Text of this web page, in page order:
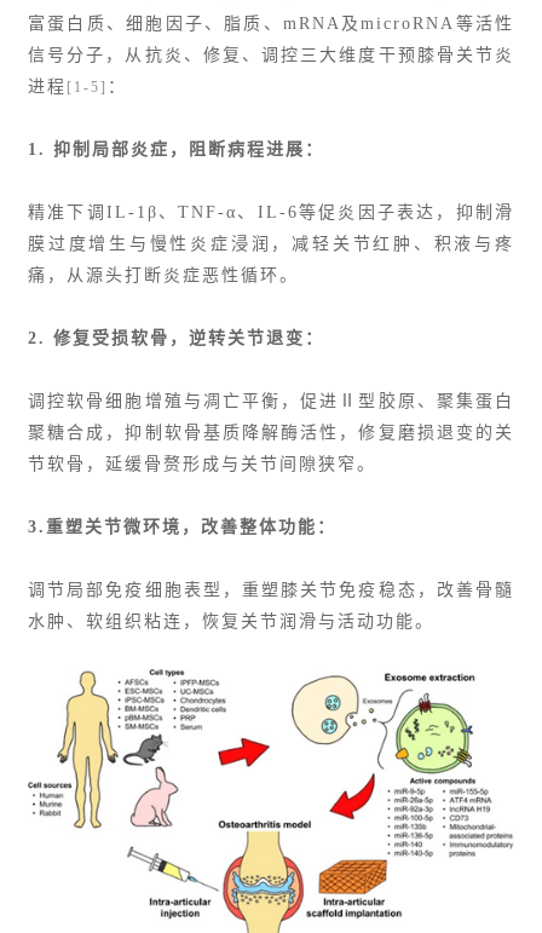
富蛋白质、细胞因子、脂质、mRNA及microRNA等活性
信号分子，从抗炎、修复、调控三大维度干预膝骨关节炎
进程 [1-5] ：
1. 抑制局部炎症，阻断病程进展：
精准下调IL-1β、TNF-α、IL-6等促炎因子表达，抑制滑
膜过度增生与慢性炎症浸润，减轻关节红肿、积液与疼
痛，从源头打断炎症恶性循环。
2. 修复受损软骨，逆转关节退变：
调控软骨细胞增殖与凋亡平衡，促进 Ⅱ型胶原 、聚集蛋白
聚糖合成，抑制软骨基质降解酶活性，修复磨损退变的关
节软骨，延缓骨赘形成与关节间隙狭窄。
3.重塑关节微环境，改善整体功能：
调节局部免疫细胞表型，重塑膝关节免疫稳态，改善骨髓
水肿、软组织粘连，恢复关节润滑与活动功能。